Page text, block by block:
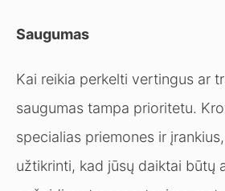
Saugumas
Kai reikia perkelti vertingus ar
saugumas tampa prioritetu.
specialias priemones ir
užtikrinti, kad jūsų daiktai būtų